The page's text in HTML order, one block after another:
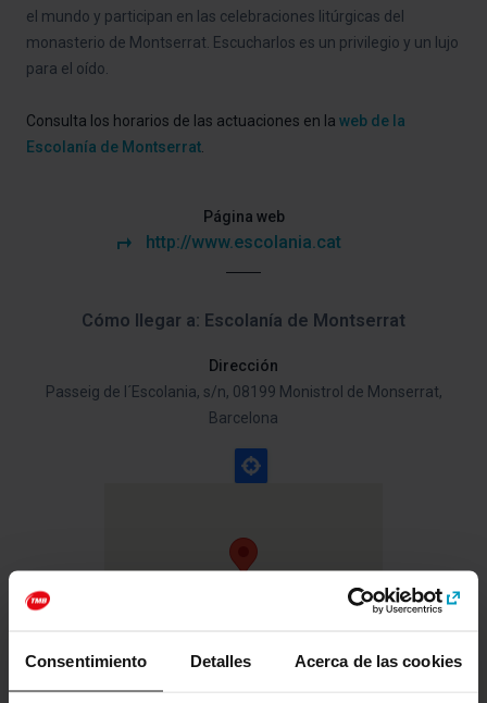
Consentimiento Detalles Acerca de las cookies
el mundo y participan en las celebraciones litúrgicas del
monasterio de Montserrat. Escucharlos es un privilegio y un lujo
para el oído.
Consulta los horarios de las actuaciones en la web de la
Escolanía de Montserrat
Página web
http://www.escolania.cat
Cómo llegar a: Escolanía de Montserrat
Dirección
Passeig de l´Escolania, s/n, 08199 Monistrol de Monserrat,
Barcelona
Ver el mapa